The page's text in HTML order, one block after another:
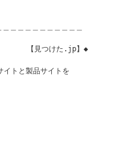
【見つけた.jp】◆
トと製品サイトを